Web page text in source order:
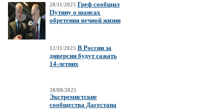
20/11/2025 Греф сообщил
Путину о шансах
обретения вечной жизни
12/11/2025 В России за
диверсии будут сажать
14-летних
20/08/2025
Экстремистские
сообщества Дагестана